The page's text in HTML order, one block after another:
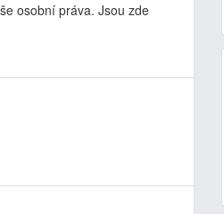
osobní práva. Jsou zde